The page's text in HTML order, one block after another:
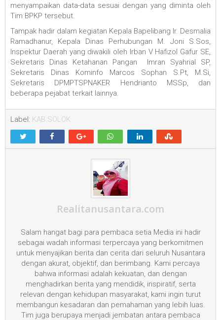
menyampaikan data-data sesuai dengan yang diminta oleh
Tim BPKP tersebut.
Tampak hadir dalam kegiatan Kepala Bapelibang Ir. Desmalia
Ramadhanur, Kepala Dinas Perhubungan M. Joni S.Sos,
Inspektur Daerah yang diwakili oleh Irban V Hafizol Gafur SE,
Sekretaris Dinas Ketahanan Pangan Imran Syahrial SP,
Sekretaris Dinas Kominfo Marcos Sophan S.Pt, M.Si,
Sekretaris DPMPTSPNAKER Hendrianto MSSp, dan
beberapa pejabat terkait lainnya.
Label: KAB.SOLOK
Realitanusantara.com
Salam hangat bagi para pembaca setia Media ini hadir
sebagai wadah informasi terpercaya yang berkomitmen
untuk menyajikan berita dan cerita dari seluruh Nusantara
dengan akurat, objektif, dan berimbang. Kami percaya
bahwa informasi adalah kekuatan, dan dengan
menghadirkan berita yang mendidik, inspiratif, serta
relevan dengan kehidupan masyarakat, kami ingin turut
membangun kesadaran dan pemahaman yang lebih luas.
Tim juga berupaya menjadi jembatan antara pembaca